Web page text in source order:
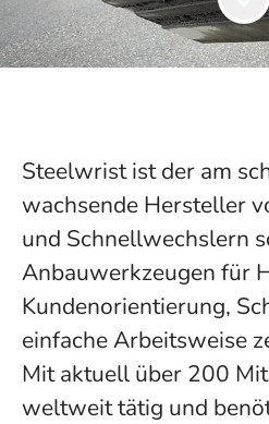
Steelwrist ist der am
wachsende Hersteller
und Schnellwechslern
Anbauwerkzeugen für
Kundenorientierung,
einfache Arbeitsweise
Mit aktuell über 200
weltweit tätig und